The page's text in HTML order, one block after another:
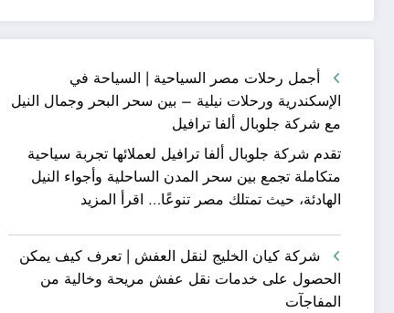
أجمل رحلات مصر السياحية | السياحة في
الإسكندرية ورحلات نيلية – بين سحر البحر وجمال النيل
مع شركة جلوبال ألفا ترافيل
تقدم شركة جلوبال ألفا ترافيل لعملائها تجربة سياحية
متكاملة تجمع بين سحر المدن الساحلية وأجواء النيل
الهادئة، حيث تمتلك مصر تنوعًا… اقرأ المزيد
مصر
السياحية
شركة كيان الخليج لنقل العفش | تعرف كيف يمكن
الحصول على خدمات نقل عفش مريحة وخالية من
المفاجآت